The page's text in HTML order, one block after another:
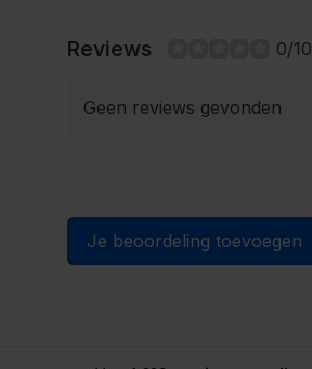
Reviews 0/10
Geen reviews gevonden
Je beoordeling toevoegen